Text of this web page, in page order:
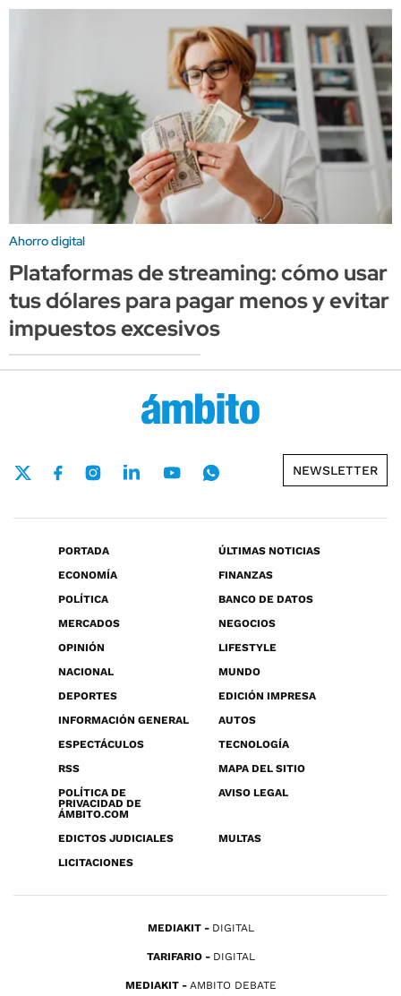
Ahorro digital
Plataformas de streaming: cómo usar
tus dólares para pagar menos y evitar
impuestos excesivos
NEWSLETTER
PORTADA
ÚLTIMAS NOTICIAS
ECONOMÍA
FINANZAS
POLÍTICA
BANCO DE DATOS
MERCADOS
NEGOCIOS
OPINIÓN
LIFESTYLE
NACIONAL
MUNDO
DEPORTES
EDICIÓN IMPRESA
INFORMACIÓN GENERAL
AUTOS
ESPECTÁCULOS
TECNOLOGÍA
RSS
MAPA DEL SITIO
POLÍTICA DE
PRIVACIDAD DE
ÁMBITO.COM
AVISO LEGAL
EDICTOS JUDICIALES
MULTAS
LICITACIONES
MEDIAKIT DIGITAL
TARIFARIO DIGITAL
MEDIAKIT AMBITO DEBATE